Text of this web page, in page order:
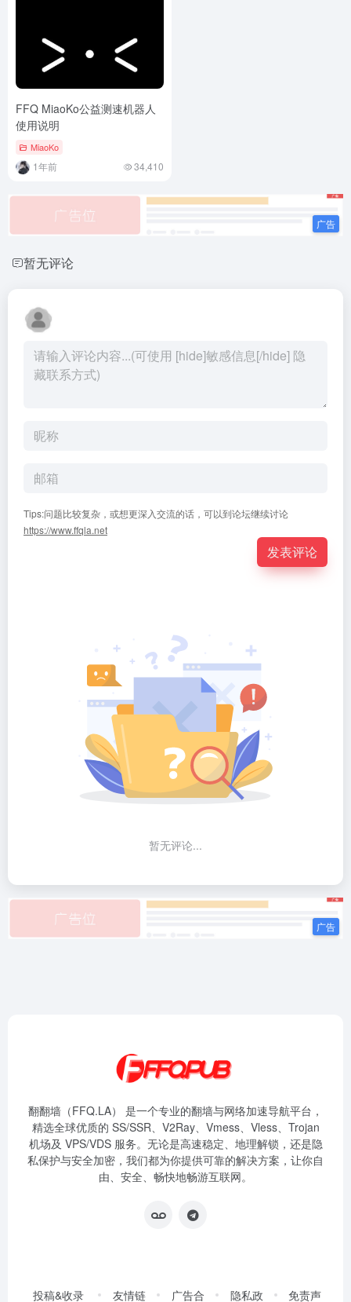
FFQ MiaoKo公益测速机器人
使用说明
MiaoKo
1年前 34,410
暂无评论
Tips:问题比较复杂，或想更深入交流的话，可以到论坛继续讨论
https://www.ffqla.net
发表评论
暂无评论...
翻翻墙（FFQ.LA） 是一个专业的翻墙与网络加速导航平台，
精选全球优质的 SS/SSR、V2Ray、Vmess、Vless、Trojan
机场及 VPS/VDS 服务。无论是高速稳定、地理解锁，还是隐
私保护与安全加密，我们都为你提供可靠的解决方案，让你自
由、安全、畅快地畅游互联网。
投稿&收录 友情链 广告合 隐私政 免责声